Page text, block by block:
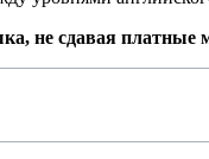
не сдавая